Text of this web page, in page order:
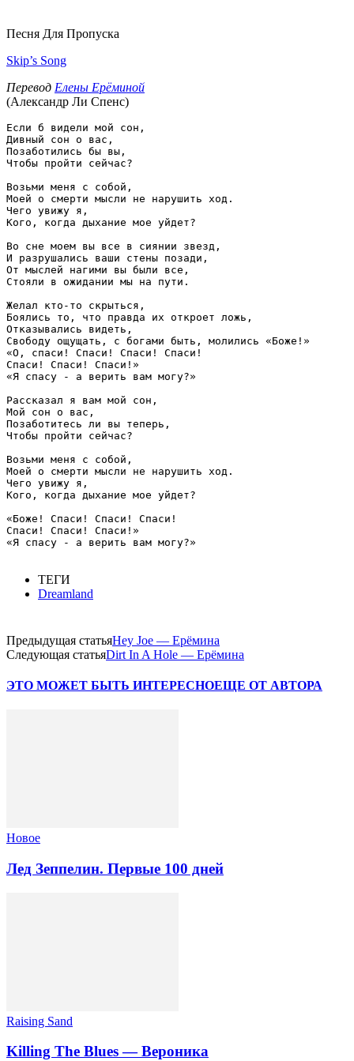
Песня Для Пропуска
Skip’s Song
Перевод Елены Ерёминой
(Александр Ли Спенс)
Если б видели мой сон,
Дивный сон о вас,
Позаботились бы вы,
Чтобы пройти сейчас?
Возьми меня с собой,
Моей о смерти мысли не нарушить ход.
Чего увижу я,
Кого, когда дыхание мое уйдет?
Во сне моем вы все в сиянии звезд,
И разрушались ваши стены позади,
От мыслей нагими вы были все,
Стояли в ожидании мы на пути.
Желал кто-то скрыться,
Боялись то, что правда их откроет ложь,
Отказывались видеть,
Свободу ощущать, с богами быть, молились «Боже!»
«О, спаси! Спаси! Спаси! Спаси!
Спаси! Спаси! Спаси!»
«Я спасу - а верить вам могу?»
Рассказал я вам мой сон,
Мой сон о вас,
Позаботитесь ли вы теперь,
Чтобы пройти сейчас?
Возьми меня с собой,
Моей о смерти мысли не нарушить ход.
Чего увижу я,
Кого, когда дыхание мое уйдет?
«Боже! Спаси! Спаси! Спаси!
Спаси! Спаси! Спаси!»
«Я спасу - а верить вам могу?»
ТЕГИ
Dreamland
Предыдущая статьяHey Joe — Ерёмина
Следующая статьяDirt In A Hole — Ерёмина
ЭТО МОЖЕТ БЫТЬ ИНТЕРЕСНОЕЩЕ ОТ АВТОРА
Новоe
Лед Зеппелин. Первые 100 дней
Raising Sand
Killing The Blues — Вероника